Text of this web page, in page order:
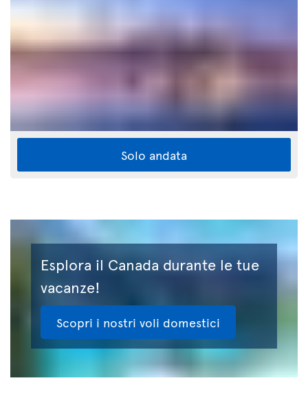
Solo andata
Esplora il Canada durante le tue
vacanze!
Scopri i nostri voli domestici